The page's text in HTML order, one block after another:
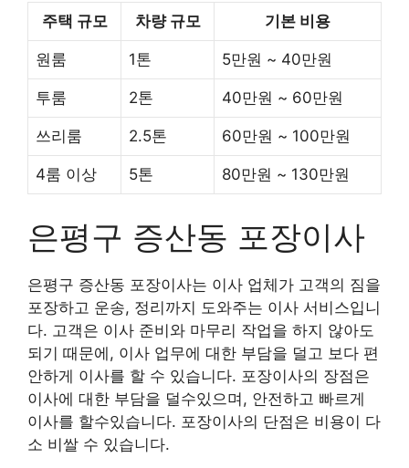
주택 규모
차량 규모 기본 비용
원룸 1톤 5만원 ~ 40만원
투룸 2톤 40만원 ~ 60만원
쓰리룸 2.5톤 60만원 ~ 100만원
4룸 이상 5톤 80만원 ~ 130만원
은평구 증산동 포장이사
은평구 증산동 포장이사는 이사 업체가 고객의 짐을
포장하고 운송, 정리까지 도와주는 이사 서비스입니
다. 고객은 이사 준비와 마무리 작업을 하지 않아도
되기 때문에, 이사 업무에 대한 부담을 덜고 보다 편
안하게 이사를 할 수 있습니다. 포장이사의 장점은
이사에 대한 부담을 덜수있으며, 안전하고 빠르게
이사를 할수있습니다. 포장이사의 단점은 비용이 다
소 비쌀 수 있습니다.